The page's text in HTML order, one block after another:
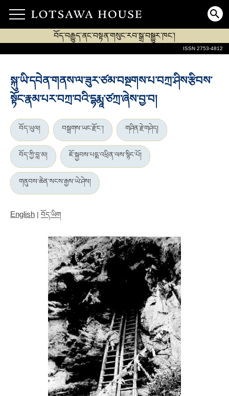
བོད་བརྒྱུད་ནང་བསྟན་གསུང་རབ་སྒྲ་བསྒྱུར་ཁང་།
ISSN 2753-4812
སྐུ་ཡི་དབེན་གནས་ལ་ཟུར་ཙམ་བསྔགས་པ་བཀྲ་ཤིས་རྩིབས་
སྟོང་རྣམ་པར་བཀྲ་བའི་དྷརྨཱ་ཙཀྲ་ཞེས་བྱ་བ།
བོད་ཡུལ། བསྒྲགས་ཡང་རྫོང་། གཤིན་རྗེ་གཤེད།
བོད་ཀྱི་བླ་མ། ཇོ་སྐྱབས་པདྨ་འཕྲིན་ལས་སྙིང་པོ།
གནུབས་ཆེན་སངས་རྒྱས་ཡེ་ཤེས།
English | བོད་ཡིག